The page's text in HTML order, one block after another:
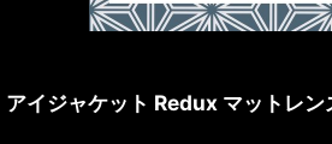
アイジャケット Redux マットレン